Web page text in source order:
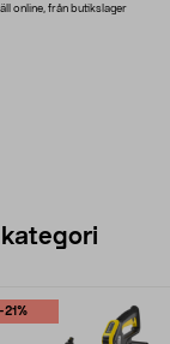
online, från butikslager
-21%